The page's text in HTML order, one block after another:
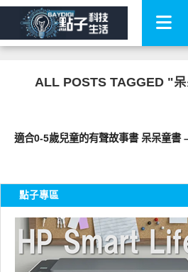
ALL POSTS TAGGED "
適合0-5歲兒童的有聲故事書 呆呆童書
點子專區